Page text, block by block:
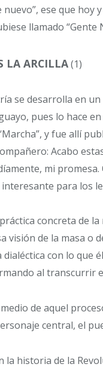
nuevo”, ese que
llamado “Gente
LA ARCILLA(1)
se desarrolla en
pues lo hace
y fue allí
Acabo
mi
para los
concreta de
visión de la masa o
dialéctica con lo que
al transcurrir
de aquel
central, el
la historia de la